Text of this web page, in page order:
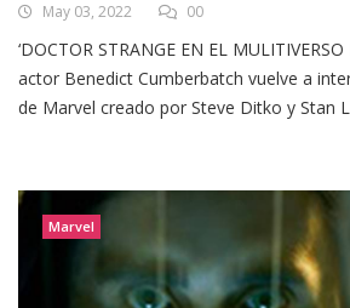
May 03, 2022 00
‘DOCTOR STRANGE EN EL MULITIVERSO
actor Benedict Cumberbatch vuelve a
de Marvel creado por Steve Ditko y Stan
Marvel